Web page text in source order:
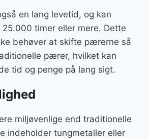
en lang levetid, og kan
timer eller mere. Dette
behøver at skifte pærerne så
pærer, hvilket kan
tid og penge på lang sigt.
miljøvenlige end traditionelle
indeholder tungmetaller eller